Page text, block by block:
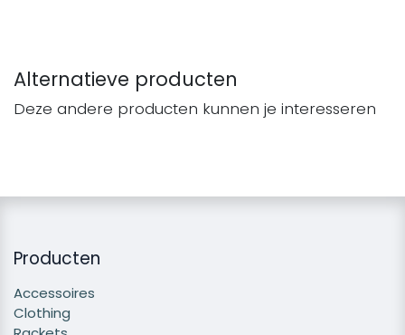
Alternatieve producten
Deze andere producten kunnen je interesseren
Producten
Accessoires
Clothing